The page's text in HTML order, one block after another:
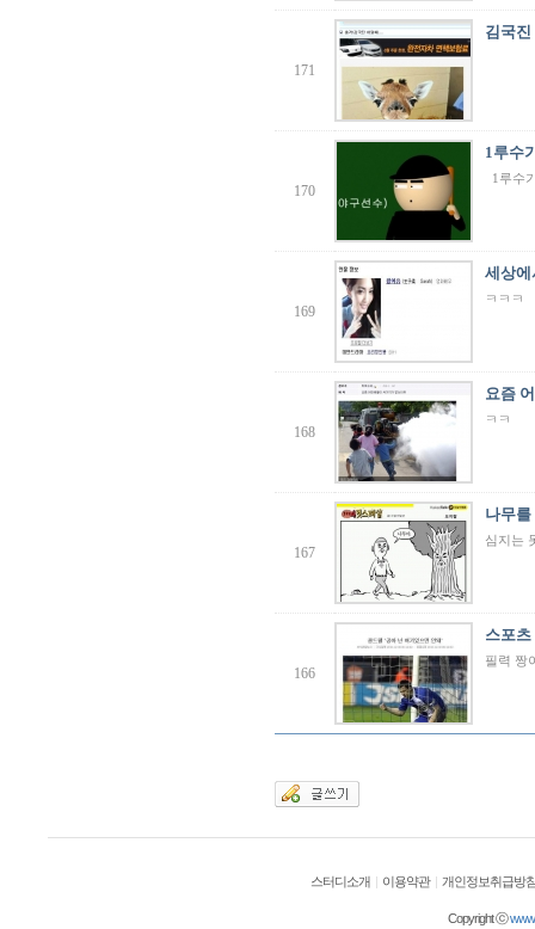
171
김국
170
1루수
1루수
169
세상에
ㅋㅋㅋ
168
요즘
ㅋㅋ
167
나무
심지는
166
스포
필력 짱
스터디소개 | 이용약관 | 개인정보취급방
Copyright ⓒ